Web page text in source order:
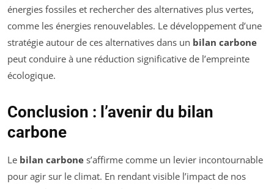
énergies fossiles et rechercher des alternatives plus vertes,
comme les énergies renouvelables. Le développement d’une
stratégie autour de ces alternatives dans un bilan carbone
peut conduire à une réduction significative de l’empreinte
écologique.
Conclusion : l’avenir du bilan
carbone
Le bilan carbone s’affirme comme un levier incontournable
pour agir sur le climat. En rendant visible l’impact de nos